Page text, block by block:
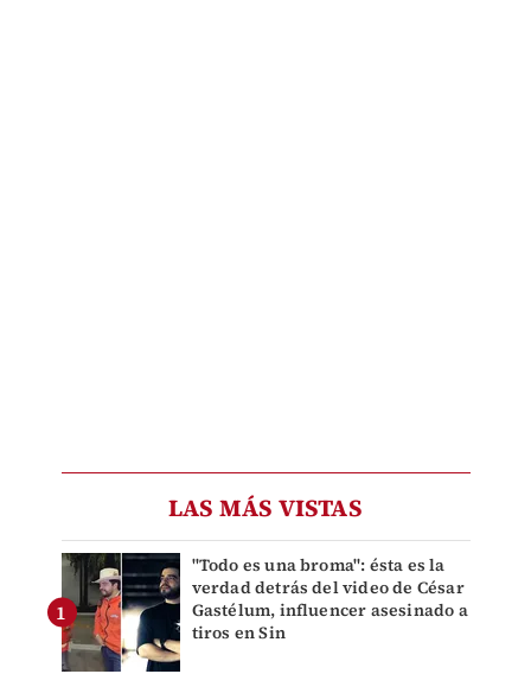
LAS MÁS VISTAS
"Todo es una broma": ésta es la
verdad detrás del video de César
Gastélum, influencer asesinado a
tiros en Sin